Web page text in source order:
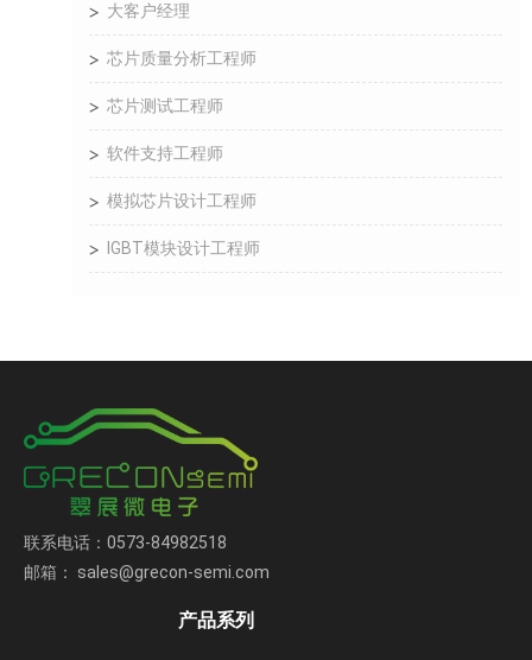
大客户经理
芯片质量分析工程师
芯片测试工程师
软件支持工程师
模拟芯片设计工程师
IGBT模块设计工程师
联系电话：0573-84982518
邮箱： sales@grecon-semi.com
产品系列